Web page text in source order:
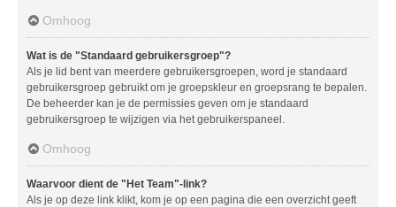
Omhoog
Wat is de "Standaard gebruikersgroep"?
Als je lid bent van meerdere gebruikersgroepen, word je standaard
gebruikersgroep gebruikt om je groepskleur en groepsrang te bepalen.
De beheerder kan je de permissies geven om je standaard
gebruikersgroep te wijzigen via het gebruikerspaneel.
Omhoog
Waarvoor dient de "Het Team"-link?
Als je op deze link klikt, kom je op een pagina die een overzicht geeft